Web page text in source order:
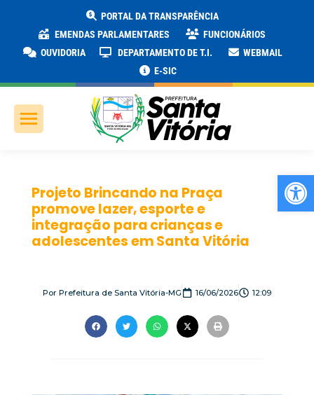
PORTAL DA TRANSPARÊNCIA
EMENDAS PARLAMENTARES
FUNCIONÁRIOS
OUVIDORIA
DEPARTAMENTO DE T.I.
WEBMAIL
E-SIC
Projeto Brincando na Praça
promove lazer, esporte e
integração para crianças e
adolescentes em Santa Vitória
Por Prefeitura de Santa Vitória-MG 16/06/2026 12:09